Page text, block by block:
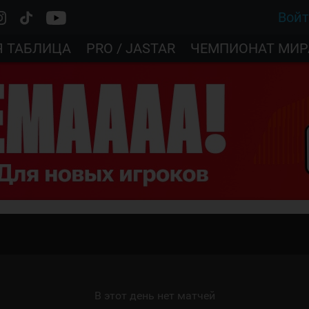
ТАБЛИЦА PRO / JASTAR ЧЕМПИОНАТ
В этот день нет матчей